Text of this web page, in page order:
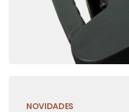
NOVIDADES